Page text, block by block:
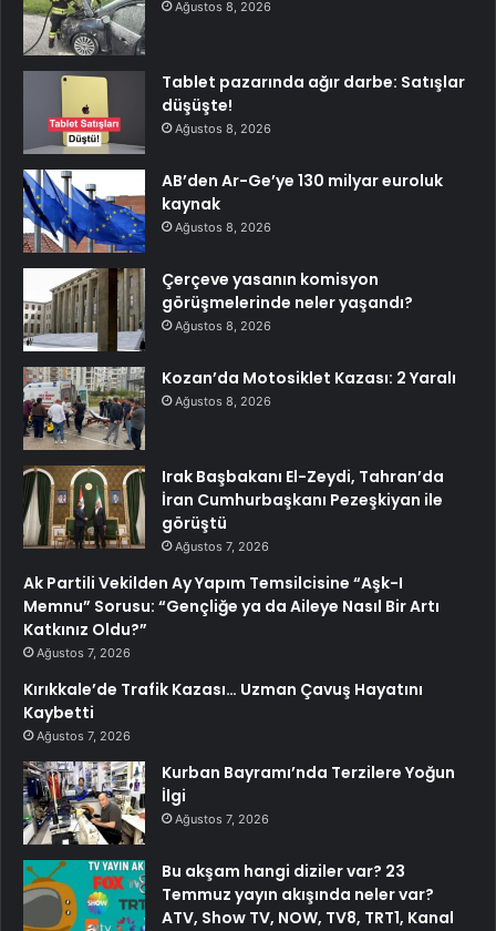
Ağustos 8, 2026
Tablet pazarında ağır darbe: Satışlar
düşüşte!
Ağustos 8, 2026
AB’den Ar-Ge’ye 130 milyar euroluk
kaynak
Ağustos 8, 2026
Çerçeve yasanın komisyon
görüşmelerinde neler yaşandı?
Ağustos 8, 2026
Kozan’da Motosiklet Kazası: 2 Yaralı
Ağustos 8, 2026
Irak Başbakanı El-Zeydi, Tahran’da
İran Cumhurbaşkanı Pezeşkiyan ile
görüştü
Ağustos 7, 2026
Ak Partili Vekilden Ay Yapım Temsilcisine “Aşk-I
Memnu” Sorusu: “Gençliğe ya da Aileye Nasıl Bir Artı
Katkınız Oldu?”
Ağustos 7, 2026
Kırıkkale’de Trafik Kazası… Uzman Çavuş Hayatını
Kaybetti
Ağustos 7, 2026
Kurban Bayramı’nda Terzilere Yoğun
İlgi
Ağustos 7, 2026
Bu akşam hangi diziler var? 23
Temmuz yayın akışında neler var?
ATV, Show TV, NOW, TV8, TRT1, Kanal